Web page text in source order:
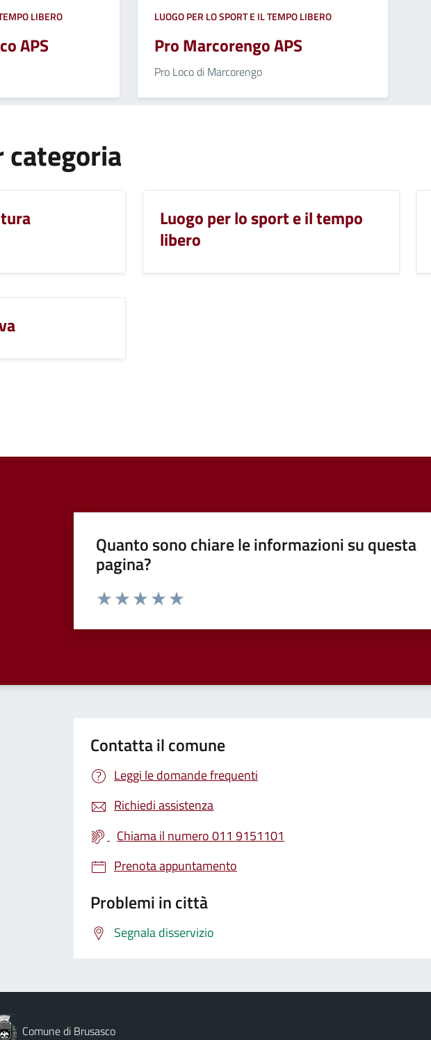
LIBERO
APS
LUOGO PER LO SPORT E IL TEMPO LIBERO
Pro Marcorengo APS
Pro Loco di Marcorengo
categoria
Luogo per lo sport e il tempo
libero
Quanto sono chiare le informazioni su questa
pagina?
Valuta da 1 a 5 stelle la pagina
Contatta il comune
Leggi le domande frequenti
Richiedi assistenza
Chiama il numero 011 9151101
Prenota appuntamento
Problemi in città
Segnala disservizio
Comune di Brusasco